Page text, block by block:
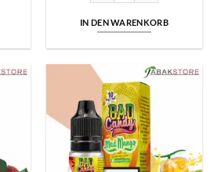
IN DEN WARENKORB